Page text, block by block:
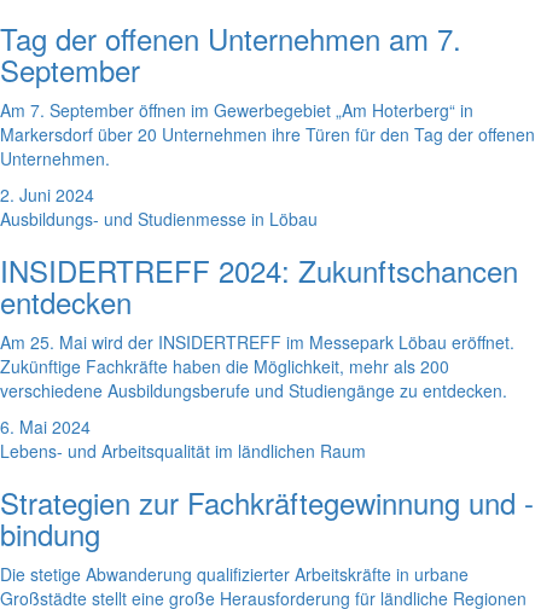
Tag der offenen Unternehmen am 7.
September
Am 7. September öffnen im Gewerbegebiet „Am Hoterberg“ in
Markersdorf über 20 Unternehmen ihre Türen für den Tag der offenen
Unternehmen.
2. Juni 2024
Ausbildungs- und Studienmesse in Löbau
INSIDERTREFF 2024: Zukunftschancen
entdecken
Am 25. Mai wird der INSIDERTREFF im Messepark Löbau eröffnet.
Zukünftige Fachkräfte haben die Möglichkeit, mehr als 200
verschiedene Ausbildungsberufe und Studiengänge zu entdecken.
6. Mai 2024
Lebens- und Arbeitsqualität im ländlichen Raum
Strategien zur Fachkräftegewinnung und -
bindung
Die stetige Abwanderung qualifizierter Arbeitskräfte in urbane
Großstädte stellt eine große Herausforderung für ländliche Regionen